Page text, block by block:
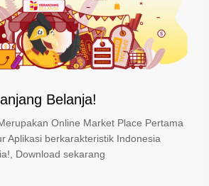
Belanja!
Online Market Place Pertama
Aplikasi berkarakteristik Indonesia
Download sekarang